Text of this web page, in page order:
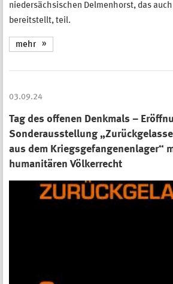
niedersächsischen Delmenhorst, das
bereitstellt, teil.
mehr
03.09.24
Tag des offenen Denkmals –
Sonderausstellung
aus dem Kriegsgefangenenlager“
humanitären Völkerrecht